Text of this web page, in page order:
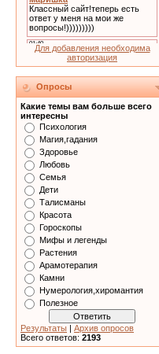
Для добавления необходима
авторизация
Опросы
Какие темы вам больше всего
интересны
Психология
Магия,гадания
Здоровье
Любовь
Семья
Дети
Талисманы
Красота
Гороскопы
Мифы и легенды
Растения
Арамотерапия
Камни
Нумерология,хиромантия
Полезное
Результаты | Архив опросов
Всего ответов: 2193